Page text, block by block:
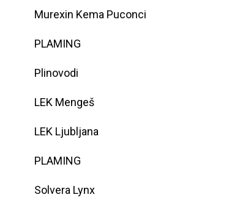
Murexin Kema Puconci
PLAMING
Plinovodi
LEK Mengeš
LEK Ljubljana
PLAMING
Solvera Lynx